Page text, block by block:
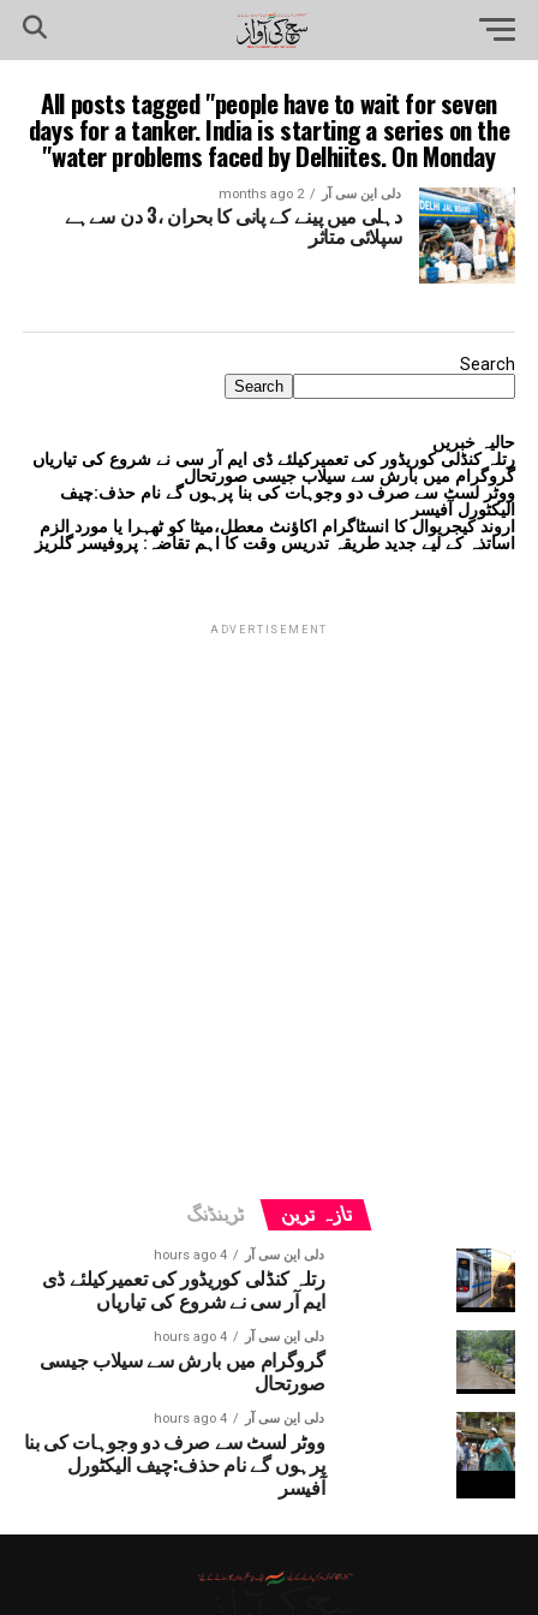
All posts tagged "people have to wait for seven
days for a tanker. India is starting a series on the
water problems faced by Delhiites. On Monday"
دلی این سی آر 2 months ago
دہلی میں پینے کے پانی کا بحران ،3 دن سےہے
سپلائی متاثر
Search
Search
حالیہ خبریں
رتلہ کنڈلی کوریڈور کی تعمیرکیلئے ڈی ایم آر سی نے شروع کی تیاریاں
گروگرام میں بارش سے سیلاب جیسی صورتحال
ووٹر لسٹ سے صرف دو وجوہات کی بنا پرہوں گے نام حذف:چیف
الیکٹورل آفیسر
اروند کیجریوال کا انسٹاگرام اکاؤنٹ معطل،میٹا کو ٹھہرا یا مورد الزم
اساتذہ کے لیے جدید طریقہ تدریس وقت کا اہم تقاضہ: پروفیسر گلریز
ADVERTISEMENT
تازہ ترین ٹرینڈنگ
دلی این سی آر 4 hours ago
رتلہ کنڈلی کوریڈور کی تعمیرکیلئے ڈی
ایم آر سی نے شروع کی تیاریاں
دلی این سی آر 4 hours ago
گروگرام میں بارش سے سیلاب جیسی
صورتحال
دلی این سی آر 4 hours ago
ووٹر لسٹ سے صرف دو وجوہات کی بنا
پرہوں گے نام حذف:چیف الیکٹورل
آفیسر